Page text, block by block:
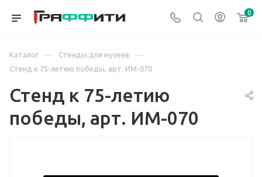
0
Каталог — Стенды для музеев —
Стенд к 75-летию победы, арт. ИМ-070
Стенд к 75-летию
победы, арт. ИМ-070